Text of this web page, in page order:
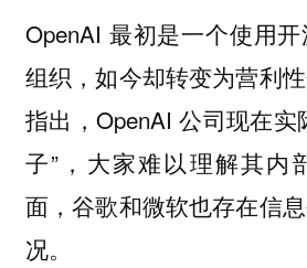
OpenAI 最初是一个使用
组织，如今却转变为营利
指出，OpenAI 公司现在实
子”，大家难以理解其内
面，谷歌和微软也存在信
况。